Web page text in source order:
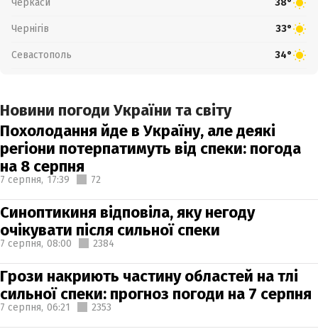
38°
Чернігів 33°
Севастополь 34°
Новини погоди України та світу
Похолодання йде в Україну, але деякі
регіони потерпатимуть від спеки: погода
на 8 серпня
7 серпня, 17:39 72
Синоптикиня відповіла, яку негоду
очікувати після сильної спеки
7 серпня, 08:00 2384
Грози накриють частину областей на тлі
сильної спеки: прогноз погоди на 7 серпня
7 серпня, 06:21 2353